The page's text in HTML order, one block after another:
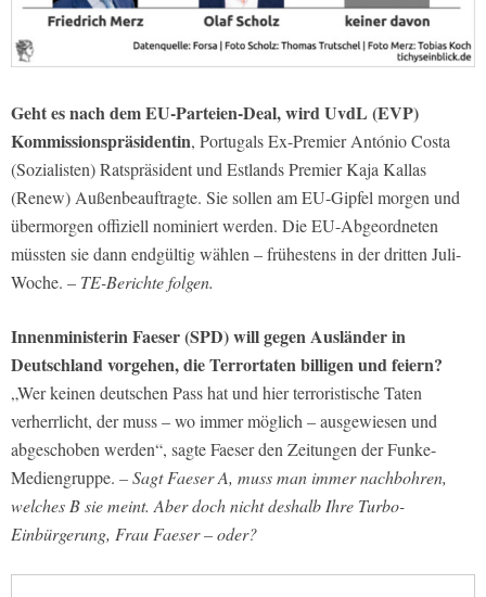
Geht es nach dem EU-Parteien-Deal, wird UvdL (EVP)
Kommissionspräsidentin, Portugals Ex-Premier António Costa
(Sozialisten) Ratspräsident und Estlands Premier Kaja Kallas
(Renew) Außenbeauftragte. Sie sollen am EU-Gipfel morgen und
übermorgen offiziell nominiert werden. Die EU-Abgeordneten
müssten sie dann endgültig wählen – frühestens in der dritten Juli-
Woche. – TE-Berichte folgen.
Innenministerin Faeser (SPD) will gegen Ausländer in
Deutschland vorgehen, die Terrortaten billigen und feiern?
„Wer keinen deutschen Pass hat und hier terroristische Taten
verherrlicht, der muss – wo immer möglich – ausgewiesen und
abgeschoben werden“, sagte Faeser den Zeitungen der Funke-
Mediengruppe. – Sagt Faeser A, muss man immer nachbohren,
welches B sie meint. Aber doch nicht deshalb Ihre Turbo-
Einbürgerung, Frau Faeser – oder?